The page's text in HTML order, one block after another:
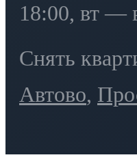
18:00, вт —
Снять
Автово,